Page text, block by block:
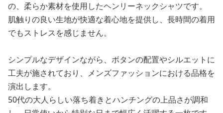
の、柔らか素材を使用したヘンリーネックシャツです。
肌触りの良い生地が快適な着心地を提供し、長時間の着用
でもストレスを感じません。
シンプルなデザインながら、ボタンの配置やシルエットに
工夫が施されており、メンズファッションにおける品格を
演出します。
50代の大人らしい落ち着きとハンチングの上品さが調和